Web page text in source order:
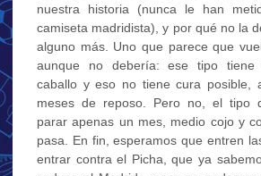
nuestra historia (nunca le han
camiseta madridista), y por qué no la
alguno más. Uno que parece que
aunque no debería: ese tipo tiene
caballo y eso no tiene cura posible,
meses de reposo. Pero no, el tipo
parar apenas un mes, medio cojo y
pasa. En fin, esperamos que entren
entrar contra el Picha, que ya